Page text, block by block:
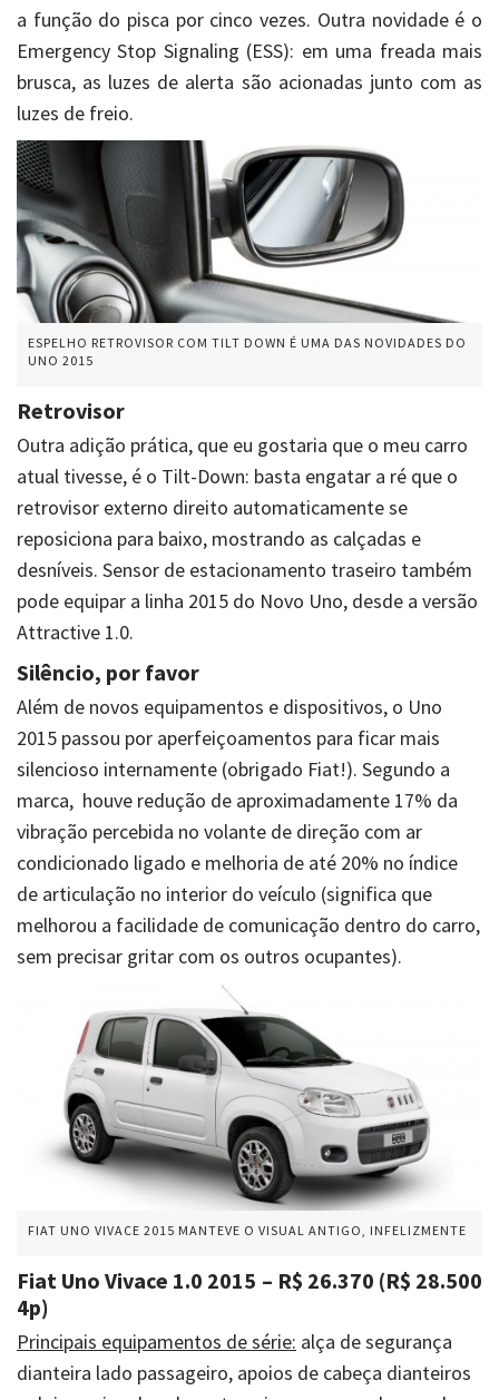
a função do pisca por cinco vezes. Outra novidade é o
Emergency Stop Signaling (ESS): em uma freada mais
brusca, as luzes de alerta são acionadas junto com as
luzes de freio.
ESPELHO RETROVISOR COM TILT DOWN É UMA DAS NOVIDADES DO
UNO 2015
Retrovisor
Outra adição prática, que eu gostaria que o meu carro
atual tivesse, é o Tilt-Down: basta engatar a ré que o
retrovisor externo direito automaticamente se
reposiciona para baixo, mostrando as calçadas e
desníveis. Sensor de estacionamento traseiro também
pode equipar a linha 2015 do Novo Uno, desde a versão
Attractive 1.0.
Silêncio, por favor
Além de novos equipamentos e dispositivos, o Uno
2015 passou por aperfeiçoamentos para ficar mais
silencioso internamente (obrigado Fiat!). Segundo a
marca, houve redução de aproximadamente 17% da
vibração percebida no volante de direção com ar
condicionado ligado e melhoria de até 20% no índice
de articulação no interior do veículo (significa que
melhorou a facilidade de comunicação dentro do carro,
sem precisar gritar com os outros ocupantes).
FIAT UNO VIVACE 2015 MANTEVE O VISUAL ANTIGO, INFELIZMENTE
Fiat Uno Vivace 1.0 2015 – R$ 26.370 (R$ 28.500
4p)
Principais equipamentos de série: alça de segurança
dianteira lado passageiro, apoios de cabeça dianteiros